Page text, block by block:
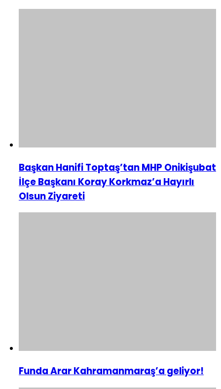
Başkan Hanifi Toptaş’tan MHP Onikişubat
İlçe Başkanı Koray Korkmaz’a Hayırlı
Olsun Ziyareti
Funda Arar Kahramanmaraş’a geliyor!